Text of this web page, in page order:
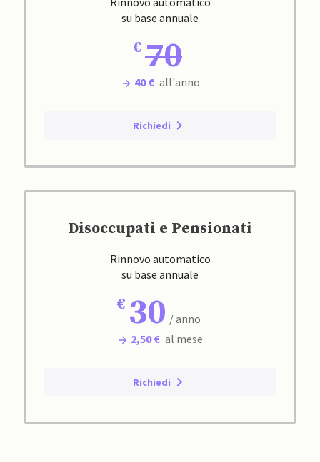
su base annuale
70
40 € all'anno
Richiedi
Disoccupati e Pensionati
Rinnovo automatico
su base annuale
30 / anno
2,50 € al mese
Richiedi